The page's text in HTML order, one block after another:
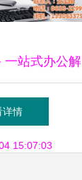
一站式办公解
领航者
详情
15:07:03